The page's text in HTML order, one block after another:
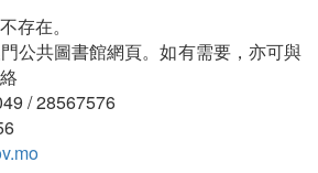
存在。
公共圖書館網頁。如有需要，亦可與
/ 28567576